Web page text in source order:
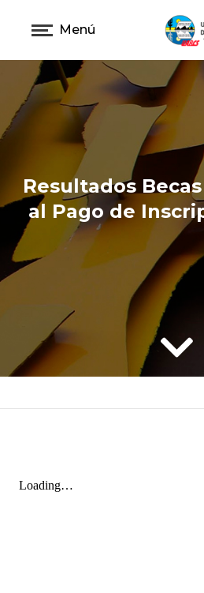
Menú
Resultados
al Pago de